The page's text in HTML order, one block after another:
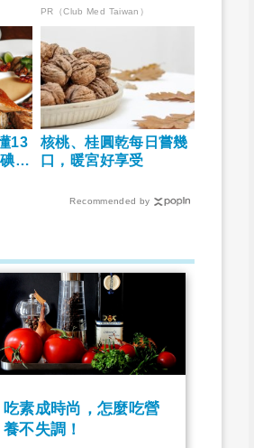
PR（Club Med Taiwan）
13
鹽
核桃、桂圓乾每日嘗幾
口，暖宮好享受
Recommended by
吃素成時尚，怎麼吃營
養不失調！